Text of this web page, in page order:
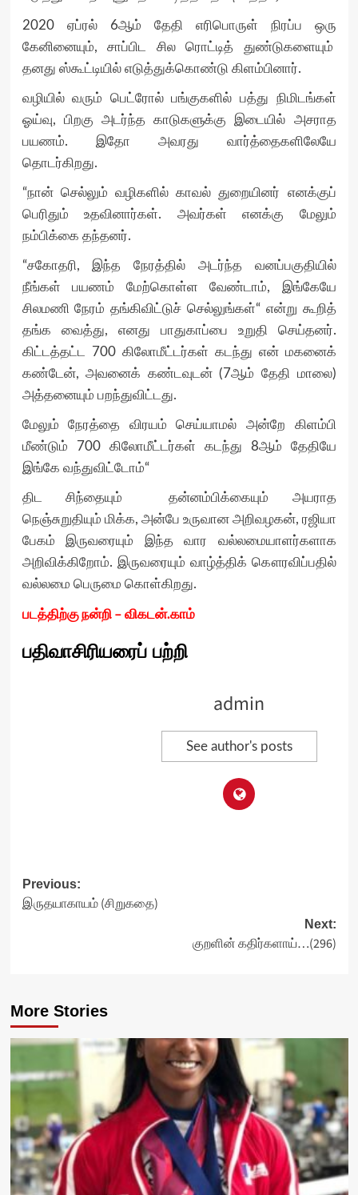
2020 ஏப்ரல் 6ஆம் தேதி எரிபொருள் நிரப்ப ஒரு
கேனினையும், சாப்பிட சில ரொட்டித் துண்டுகளையும்
தனது ஸ்கூட்டியில் எடுத்துக்கொண்டு கிளம்பினார்.
வழியில் வரும் பெட்ரோல் பங்குகளில் பத்து நிமிடங்கள்
ஓய்வு, பிறகு அடர்ந்த காடுகளுக்கு இடையில் அசராத
பயணம். இதோ அவரது வார்த்தைகளிலேயே
தொடர்கிறது.
“நான் செல்லும் வழிகளில் காவல் துறையினர் எனக்குப்
பெரிதும் உதவினார்கள். அவர்கள் எனக்கு மேலும்
நம்பிக்கை தந்தனர்.
“சகோதரி, இந்த நேரத்தில் அடர்ந்த வனப்பகுதியில்
நீங்கள் பயணம் மேற்கொள்ள வேண்டாம், இங்கேயே
சிலமணி நேரம் தங்கிவிட்டுச் செல்லுங்கள்“ என்று கூறித்
தங்க வைத்து, எனது பாதுகாப்பை உறுதி செய்தனர்.
கிட்டத்தட்ட 700 கிலோமீட்டர்கள் கடந்து என் மகனைக்
கண்டேன், அவனைக் கண்டவுடன் (7ஆம் தேதி மாலை)
அத்தனையும் பறந்துவிட்டது.
மேலும் நேரத்தை விரயம் செய்யாமல் அன்றே கிளம்பி
மீண்டும் 700 கிலோமீட்டர்கள் கடந்து 8ஆம் தேதியே
இங்கே வந்துவிட்டோம்“
திட சிந்தையும் தன்னம்பிக்கையும் அயராத
நெஞ்சுறுதியும் மிக்க, அன்பே உருவான அறிவழகன், ரஜியா
பேகம் இருவரையும் இந்த வார வல்லமையாளர்களாக
அறிவிக்கிறோம். இருவரையும் வாழ்த்திக் கௌரவிப்பதில்
வல்லமை பெருமை கொள்கிறது.
படத்திற்கு நன்றி – விகடன்.காம்
பதிவாசிரியரைப் பற்றி
admin
See author's posts
Post
navigation
Previous:
இருதயாகாயம் (சிறுகதை)
Next:
குறளின் கதிர்களாய்…(296)
More Stories